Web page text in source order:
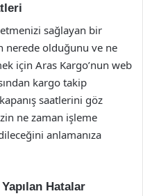
sağlayan bir
nerede olduğunu ve ne
için Aras Kargo’nun web
kargo takip
saatlerini göz
ne zaman işleme
anlamanıza
Hatalar